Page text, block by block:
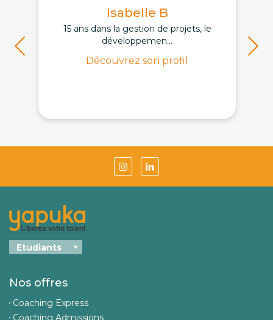
Isabelle B
15 ans dans la gestion de projets, le
développemen...
Découvrez son profil
Nos offres
Coaching Express
Coaching Admissions